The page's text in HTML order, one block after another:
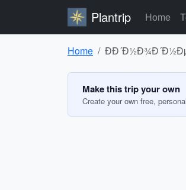
Plantrip Home
Home
Make this trip your own
Create your own free,